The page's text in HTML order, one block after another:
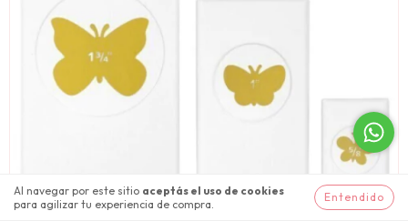
Al navegar por este sitio aceptás el uso de cookies
para agilizar tu experiencia de compra.
Entendido